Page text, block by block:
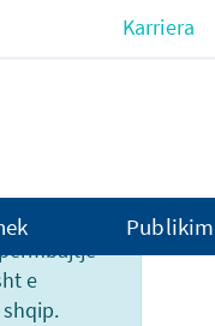
e
Karriera